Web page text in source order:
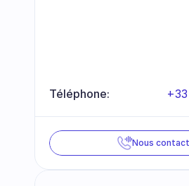
Téléphone:
Nous